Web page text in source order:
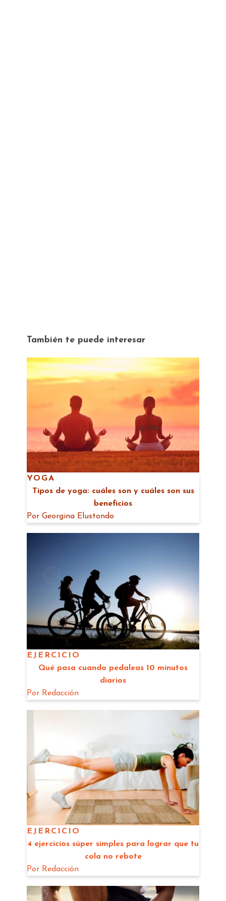
También te puede interesar
YOGA
Tipos de yoga: cuáles son y cuáles son sus
beneficios
Por Georgina Elustondo
EJERCICIO
Qué pasa cuando pedaleas 10 minutos
diarios
Por Redacción
EJERCICIO
4 ejercicios súper simples para lograr que tu
cola no rebote
Por Redacción